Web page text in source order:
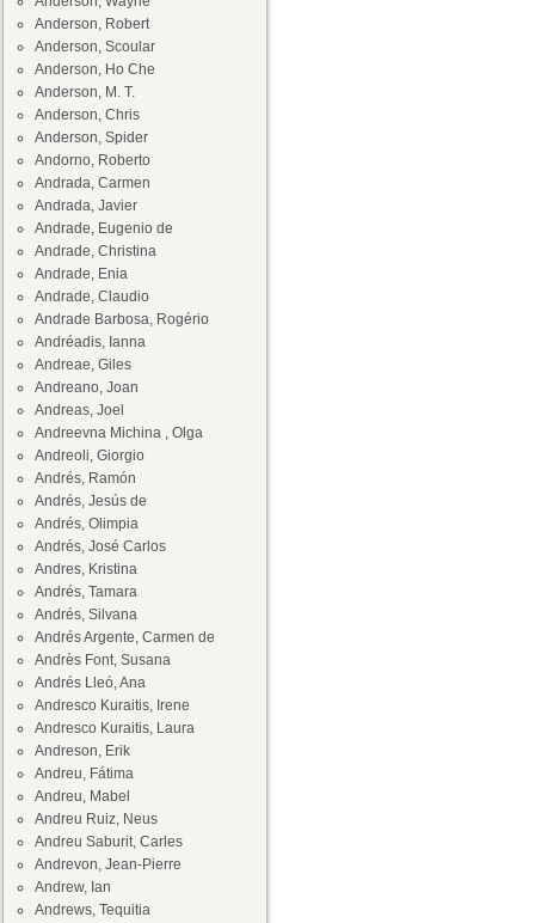
Anderson, Robert
Anderson, Scoular
Anderson, Ho Che
Anderson, M. T.
Anderson, Chris
Anderson, Spider
Andorno, Roberto
Andrada, Carmen
Andrada, Javier
Andrade, Eugenio de
Andrade, Christina
Andrade, Enia
Andrade, Claudio
Andrade Barbosa, Rogério
Andréadis, Ianna
Andreae, Giles
Andreano, Joan
Andreas, Joel
Andreevna Michina , Olga
Andreoli, Giorgio
Andrés, Ramón
Andrés, Jesús de
Andrés, Olimpia
Andrés, José Carlos
Andres, Kristina
Andrés, Tamara
Andrés, Silvana
Andrés Argente, Carmen de
Andrès Font, Susana
Andrés Lleó, Ana
Andresco Kuraitis, Irene
Andresco Kuraitis, Laura
Andreson, Erik
Andreu, Fátima
Andreu, Mabel
Andreu Ruiz, Neus
Andreu Saburit, Carles
Andrevon, Jean-Pierre
Andrew, Ian
Andrews, Tequitia